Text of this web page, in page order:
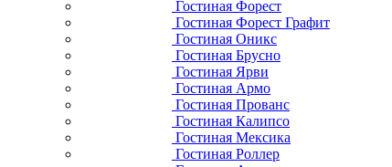
Гостиная Форест
Гостиная Форест Графит
Гостиная Оникс
Гостиная Брусно
Гостиная Ярви
Гостиная Армо
Гостиная Прованс
Гостиная Калипсо
Гостиная Мексика
Гостиная Роллер